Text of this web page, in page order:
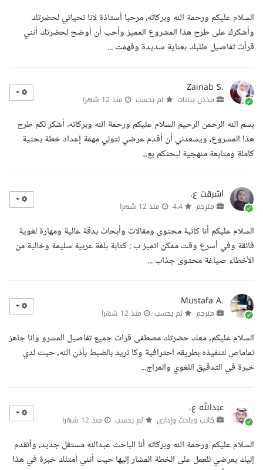
السلام عليكم ورحمة الله وبركاته، مرحبا أستاذة لانا تحياتي لحضرتك
وأشكرك على طرح هذا المشروع المميز وأحب أن أوضح لحضرتك أنني
قرأت تفاصيل طلبك بعناية شديدة وفهمت ...
Zainab S.
مدخل بيانات لم يحسب منذ 12 شهرا
بسم الله الرحمن الرحيم السلام عليكم ورحمة الله وبركاته، أشكر لكم طرح
هذا المشروع، ويسعدني أن أقدم عرضي لتولي مهمة إعداد خطة بحثية
كاملة ومتابعة منهجية لبحثكم بع...
اشرقت ع.
مترجم منذ 12 شهرا
السلام عليكم أنا كاتبة محتوى ومقالات وأبحاث بدقة عالية ومهارة لغوية
فائقة وفي أسرع وقت ممكن اتميز ب : كتابة بلغة عربية سليمة وخالية من
الأخطاء صياغة محتوى جذاب ...
Mustafa A.
مترجم لم يحسب منذ 12 شهرا
السلام عليكم, معك حضرتك مصطفى قرات جميع تفاصيل المشرو وانا جاهز
تماماص لتنفيذه بطريقه احترافية وكا تريد بالضبط بأذن الله, حيث لدي
خبرة في التدقيق اللغوي والمراج...
عبدالله ع.
كاتب وباحث وإداري لم يحسب منذ 12 شهرا
السلام عليكم ورحمة الله وبركاته أنا الباحث عبدالله مستقل جديد، وأتقدم
إليك بعرضي للعمل على الخطة المشار إليها حيث أنني أمتلك خبرة في هذا